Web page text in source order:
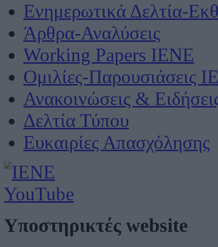
Ενημερωτικά Δελτία-
Άρθρα-Αναλύσεις
Working Papers IENE
Ομιλίες-Παρουσιάσεις
Ανακοινώσεις &
Δελτία Τύπου
Ευκαιρίες Απασχόλησης
Υποστηρικτές website